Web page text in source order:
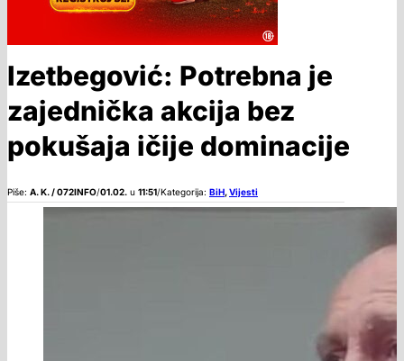
Izetbegović: Potrebna je
zajednička akcija bez
pokušaja ičije dominacije
Piše: A. K. / 072INFO/01.02. u 11:51/Kategorija: BiH,Vijesti